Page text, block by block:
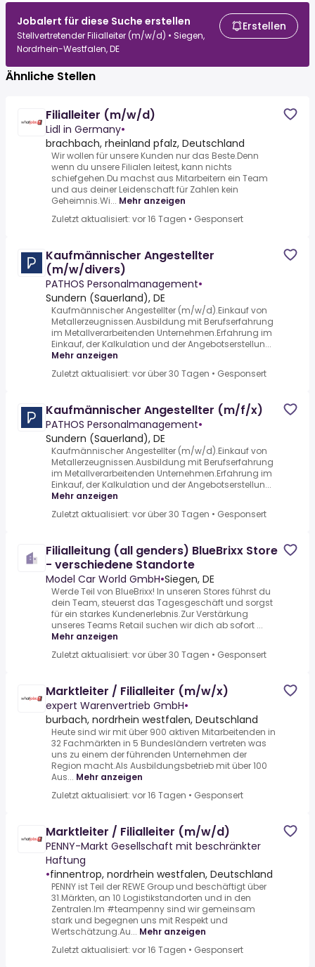
Jobalert für diese Suche erstellen
Stellvertretender Filialleiter (m/w/d) • Siegen,
Nordrhein-Westfalen, DE
Erstellen
Ähnliche Stellen
Filialleiter (m/w/d)
Lidl in Germany•
brachbach, rheinland pfalz, Deutschland
Wir wollen für unsere Kunden nur das Beste.Denn
wenn du unsere Filialen leitest, kann nichts
schiefgehen.Du machst aus Mitarbeitern ein Team
und aus deiner Leidenschaft für Zahlen kein
Geheimnis.Wi... Mehr anzeigen
Zuletzt aktualisiert: vor 16 Tagen • Gesponsert
Kaufmännischer Angestellter
(m/w/divers)
PATHOS Personalmanagement•
Sundern (Sauerland), DE
Kaufmännischer Angestellter (m/w/d).Einkauf von
Metallerzeugnissen.Ausbildung mit Berufserfahrung
im Metallverarbeitenden Unternehmen.Erfahrung im
Einkauf, der Kalkulation und der Angebotserstellun...
Mehr anzeigen
Zuletzt aktualisiert: vor über 30 Tagen • Gesponsert
Kaufmännischer Angestellter (m/f/x)
PATHOS Personalmanagement•
Sundern (Sauerland), DE
Kaufmännischer Angestellter (m/w/d).Einkauf von
Metallerzeugnissen.Ausbildung mit Berufserfahrung
im Metallverarbeitenden Unternehmen.Erfahrung im
Einkauf, der Kalkulation und der Angebotserstellun...
Mehr anzeigen
Zuletzt aktualisiert: vor über 30 Tagen • Gesponsert
Filialleitung (all genders) BlueBrixx Store
- verschiedene Standorte
Model Car World GmbH•Siegen, DE
Werde Teil von BlueBrixx! In unseren Stores führst du
dein Team, steuerst das Tagesgeschäft und sorgst
für ein starkes Kundenerlebnis.Zur Verstärkung
unseres Teams Retail suchen wir dich ab sofort ...
Mehr anzeigen
Zuletzt aktualisiert: vor über 30 Tagen • Gesponsert
Marktleiter / Filialleiter (m/w/x)
expert Warenvertrieb GmbH•
burbach, nordrhein westfalen, Deutschland
Heute sind wir mit über 900 aktiven Mitarbeitenden in
32 Fachmärkten in 5 Bundesländern vertreten was
uns zu einem der führenden Unternehmen der
Region macht.Als Ausbildungsbetrieb mit über 100
Aus... Mehr anzeigen
Zuletzt aktualisiert: vor 16 Tagen • Gesponsert
Marktleiter / Filialleiter (m/w/d)
PENNY-Markt Gesellschaft mit beschränkter
Haftung
•finnentrop, nordrhein westfalen, Deutschland
PENNY ist Teil der REWE Group und beschäftigt über
31.Märkten, an 10 Logistikstandorten und in den
Zentralen.Im #teampenny sind wir gemeinsam
stark und begegnen uns mit Respekt und
Wertschätzung.Au... Mehr anzeigen
Zuletzt aktualisiert: vor 16 Tagen • Gesponsert